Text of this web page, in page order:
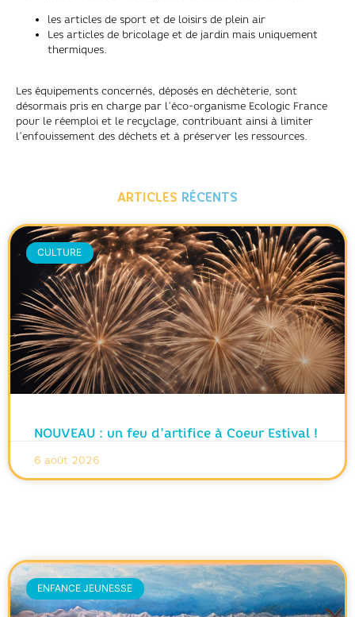
les articles de sport et de loisirs de plein air
Les articles de bricolage et de jardin mais uniquement
thermiques.
Les équipements concernés, déposés en déchèterie, sont
désormais pris en charge par l’éco-organisme Ecologic France
pour le réemploi et le recyclage, contribuant ainsi à limiter
l’enfouissement des déchets et à préserver les ressources.
ARTICLES RÉCENTS
CULTURE
NOUVEAU : un feu d’artifice à Coeur Estival !
6 août 2026
ENFANCE JEUNESSE